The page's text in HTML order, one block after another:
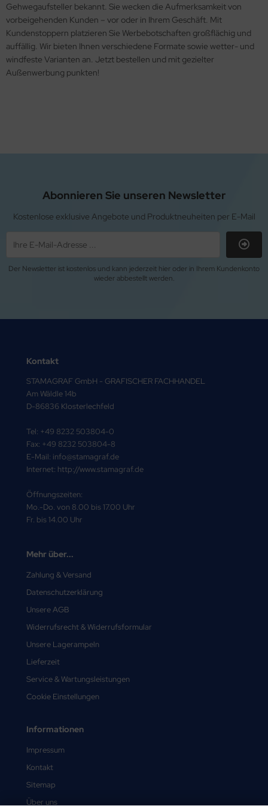
Gehwegaufsteller bekannt. Sie wecken die Aufmerksamkeit von
vorbeigehenden Kunden – vor oder in Ihrem Geschäft. Mit
Kundenstoppern platzieren Sie Werbebotschaften großflächig und
auffällig. Wir bieten Ihnen verschiedene Formate sowie wetter- und
windfeste Varianten an. Jetzt bestellen und mit gezielter
Außenwerbung punkten!
Abonnieren Sie unseren Newsletter
Kostenlose exklusive Angebote und Produktneuheiten per E-Mail
Der Newsletter ist kostenlos und kann jederzeit hier oder in Ihrem Kundenkonto
wieder abbestellt werden.
Kontakt
STAMAGRAF GmbH - GRAFISCHER FACHHANDEL
Am Wäldle 14b
D-86836 Klosterlechfeld
Tel: +49 8232 503804-0
Fax: +49 8232 503804-8
E-Mail: info@stamagraf.de
Internet: http://www.stamagraf.de
Öffnungszeiten:
Mo.-Do. von 8.00 bis 17.00 Uhr
Fr. bis 14.00 Uhr
Mehr über...
Zahlung & Versand
Datenschutzerklärung
Unsere AGB
Widerrufsrecht & Widerrufsformular
Unsere Lagerampeln
Lieferzeit
Service & Wartungsleistungen
Cookie Einstellungen
Informationen
Impressum
Kontakt
Sitemap
Über uns
- Sublimationspapier
Packband-Gewebeklebepunkte
Labelstock Material